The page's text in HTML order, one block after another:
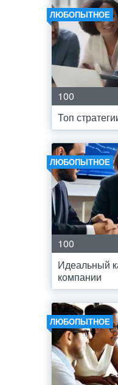
ЛЮБОПЫТНОЕ
100
Топ
ЛЮБОПЫТНОЕ
100
Идеальный
компании
ЛЮБОПЫТНОЕ